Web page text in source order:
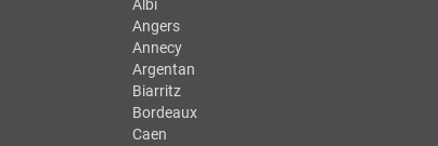
Albi
Angers
Annecy
Argentan
Biarritz
Bordeaux
Caen